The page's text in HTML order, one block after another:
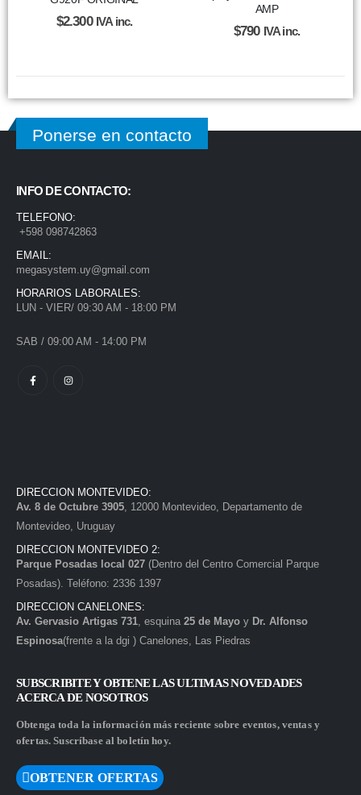
$2.300 IVA inc.
AMP
$790 IVA inc.
Ponerse en contacto
INFO DE CONTACTO:
TELEFONO:
+598 098742863
EMAIL:
megasystem.uy@gmail.com
HORARIOS LABORALES:
LUN - VIER/ 09:30 AM - 18:00 PM
SAB / 09:00 AM - 14:00 PM
DIRECCION MONTEVIDEO:
Av. 8 de Octubre 3905, 12000 Montevideo, Departamento de
Montevideo, Uruguay
DIRECCION MONTEVIDEO 2:
Parque Posadas local 027 (Dentro del Centro Comercial Parque
Posadas). Teléfono: 2336 1397
DIRECCION CANELONES:
Av. Gervasio Artigas 731, esquina 25 de Mayo y Dr. Alfonso
Espinosa(frente a la dgi ) Canelones, Las Piedras
SUBSCRIBITE Y OBTENE LAS ULTIMAS NOVEDADES
ACERCA DE NOSOTROS
Obtenga toda la información más reciente sobre eventos, ventas y
ofertas. Suscríbase al boletín hoy.
OBTENER OFERTAS